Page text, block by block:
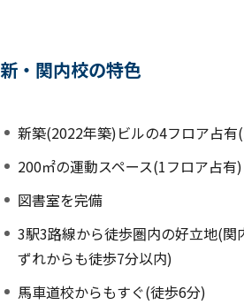
新・関内校の特色
新築(2022年築)ビルの4フロア占
200㎡の運動スペース(1フロア占有)
図書室を完備
3駅3路線から徒歩圏内の好立地(
ずれからも徒歩7分以内)
馬車道校からもすぐ(徒歩6分)